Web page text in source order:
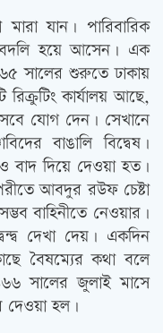
যান। পারিবারিক
বদলি হয়ে আসেন। এক
সালের শুরুতে ঢাকায়
কার্যালয় আছে,
যোগ দেন। সেখানে
বাঙালি বিদ্বেষ।
বাদ দিয়ে দেওয়া হত।
আবদুর রউফ চেষ্টা
বাহিনীতে নেওয়ার।
দেখা দেয়। একদিন
বৈষম্যের কথা বলে
সালের জুলাই মাসে
দেওয়া হল।